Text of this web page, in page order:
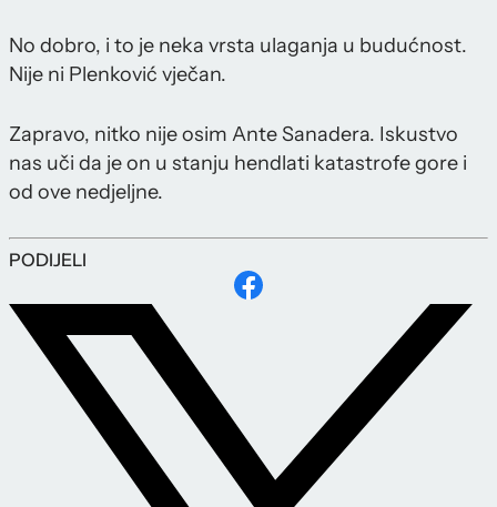
No dobro, i to je neka vrsta ulaganja u budućnost.
Nije ni Plenković vječan.
Zapravo, nitko nije osim Ante Sanadera. Iskustvo
nas uči da je on u stanju hendlati katastrofe gore i
od ove nedjeljne.
PODIJELI